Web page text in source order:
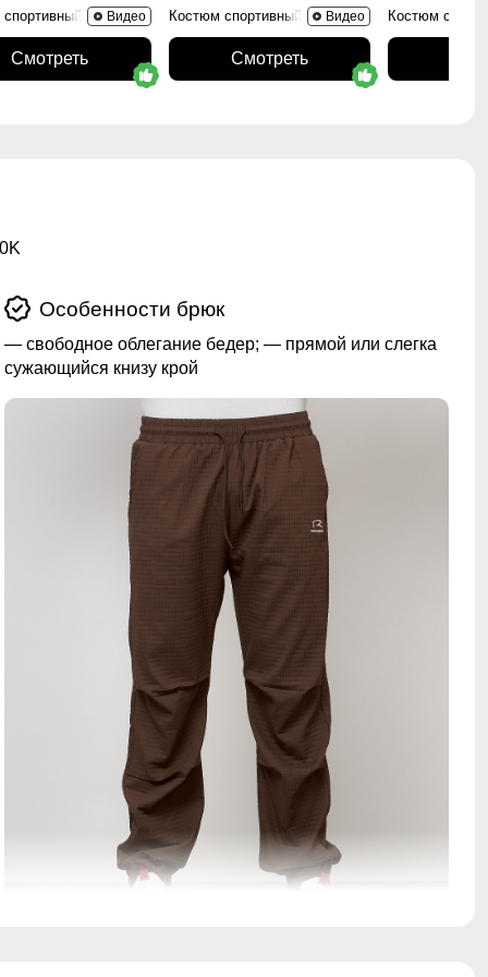
336BВидео
Смотреть
Костюм спортивный 341ChВидео
Смотреть
Костюм
Особенности брюк
— свободное облегание бедер; — прямой или слегка
сужающийся книзу крой